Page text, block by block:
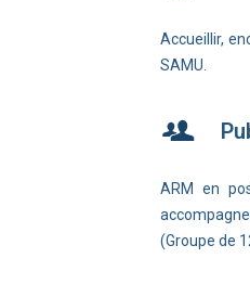
Accueillir,
SAMU.
ARM en
(Groupe de